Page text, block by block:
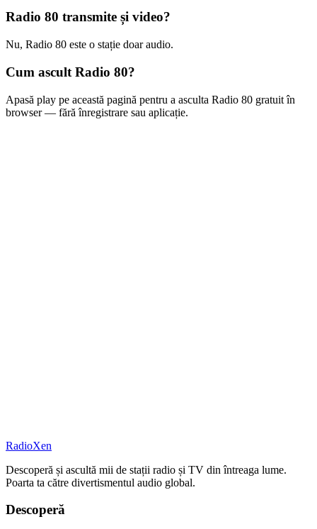
Radio 80 transmite și video?
Nu, Radio 80 este o stație doar audio.
Cum ascult Radio 80?
Apasă play pe această pagină pentru a asculta Radio 80 gratuit în
browser — fără înregistrare sau aplicație.
RadioXen
Descoperă și ascultă mii de stații radio și TV din întreaga lume.
Poarta ta către divertismentul audio global.
Descoperă